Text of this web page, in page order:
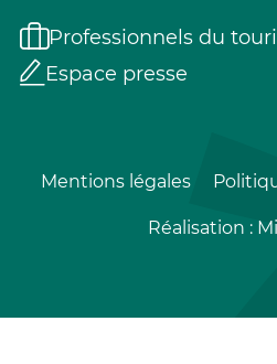
Professionnels du
Espace presse
Mentions légales
Réalisation :